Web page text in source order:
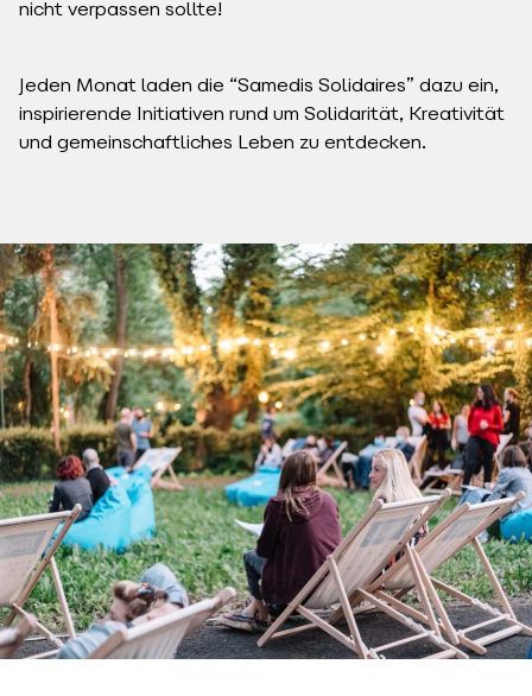
nicht verpassen sollte!
Jeden Monat laden die “Samedis Solidaires” dazu ein,
inspirierende Initiativen rund um Solidarität, Kreativität
und gemeinschaftliches Leben zu entdecken.